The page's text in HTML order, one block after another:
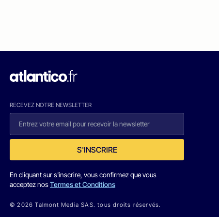
RECEVEZ NOTRE NEWSLETTER
S'INSCRIRE
En cliquant sur s'inscrire, vous confirmez que vous
acceptez nosTermes et Conditions
© 2026 Talmont Media SAS. tous droits réservés.